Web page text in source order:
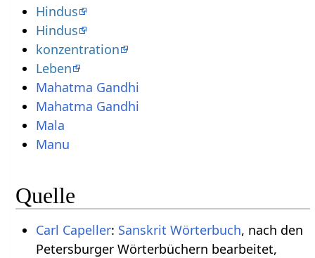
Hindus
Hindus
konzentration
Leben
Mahatma Gandhi
Mahatma Gandhi
Mala
Manu
Quelle
Carl Capeller: Sanskrit Wörterbuch, nach den
Petersburger Wörterbüchern bearbeitet,